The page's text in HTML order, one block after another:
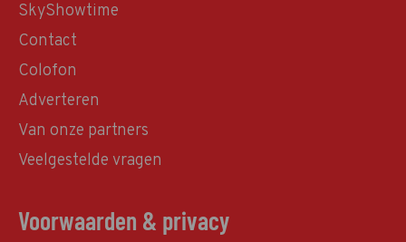
SkyShowtime
Contact
Colofon
Adverteren
Van onze partners
Veelgestelde vragen
Voorwaarden & privacy